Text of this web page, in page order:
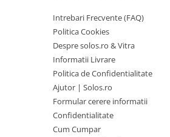
Intrebari Frecvente (FAQ)
Politica Cookies
Despre solos.ro & Vitra
Informatii Livrare
Politica de Confidentialitate
Ajutor | Solos.ro
Formular cerere informatii
Confidentialitate
Cum Cumpar